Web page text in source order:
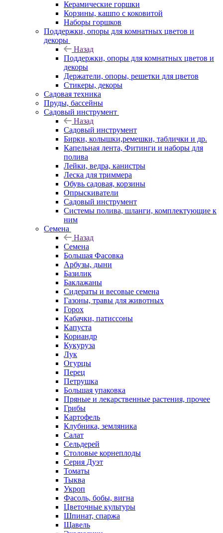
Керамические горшки
Корзины, кашпо с коковитой
Наборы горшков
Поддержки, опоры для комнатных цветов и
декоры
Назад
Поддержки, опоры для комнатных цветов и
декоры
Держатели, опоры, решетки для цветов
Стикеры, декоры
Садовая техника
Пруды, бассейны
Садовый инструмент
Назад
Садовый инструмент
Бирки, колышки,ремешки, таблички и др.
Капельная лента, Фитинги и наборы для
полива
Лейки, ведра, канистры
Леска для триммера
Обувь садовая, корзины
Опрыскиватели
Садовый инструмент
Системы полива, шланги, комплектующие к
ним
Семена
Назад
Семена
Большая Фасовка
Арбузы, дыни
Базилик
Баклажаны
Сидераты и весовые семена
Газоны, травы для животных
Горох
Кабачки, патиссоны
Капуста
Кориандр
Кукуруза
Лук
Огурцы
Перец
Петрушка
Большая упаковка
Пряные и лекарственные растения, прочее
Грибы
Картофель
Клубника, земляника
Салат
Сельдерей
Столовые корнеплоды
Серия Дуэт
Томаты
Тыква
Укроп
Фасоль, бобы, вигна
Цветочные культуры
Шпинат, спаржа
Щавель